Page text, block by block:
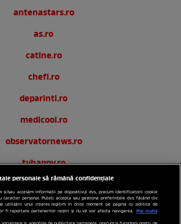
antenastars.ro
as.ro
catine.ro
chefi.ro
deparinti.ro
medicool.ro
observatornews.ro
tvhappy.ro
useit.ro
zutv.ro
personale să rămână confidențiale
și/sau accesăm informații pe dispozitivul dvs., precum identificatorii cookie
personal. Puteți accepta sau gestiona preferințele dvs. făcând clic
utilizării unui interes legitim în orice moment pe pagina cu politica de
fi raportate partenerilor noștri și nu vă vor afecta navigarea. Mai multe